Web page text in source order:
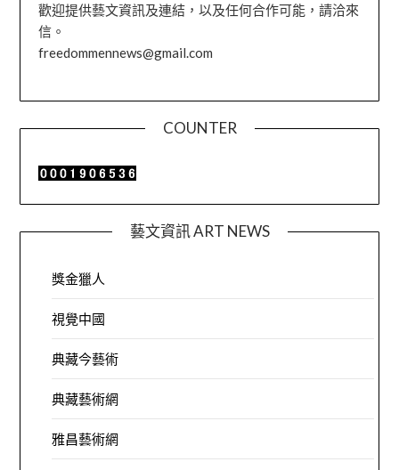
歡迎提供藝文資訊及連結，以及任何合作可能，請洽來
信。
freedommennews@gmail.com
COUNTER
藝文資訊 ART NEWS
獎金獵人
視覺中國
典藏今藝術
典藏藝術網
雅昌藝術網